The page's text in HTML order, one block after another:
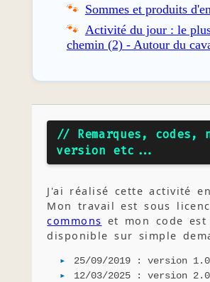
Sommes et produits
Activité du jour : le
chemin (2) - Autour du
// Remarques, codes,
version etc...
J'ai réalisé cette activité
Mon travail est sous
commons et mon code est
disponible sur simple
25/09/2019 : version
12/03/2025 : version